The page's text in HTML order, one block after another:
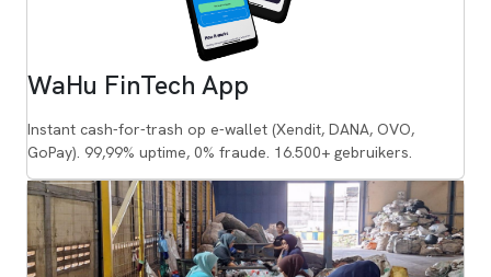
WaHu FinTech App
Instant cash-for-trash op e-wallet (Xendit, DANA, OVO,
GoPay). 99,99% uptime, 0% fraude. 16.500+ gebruikers.